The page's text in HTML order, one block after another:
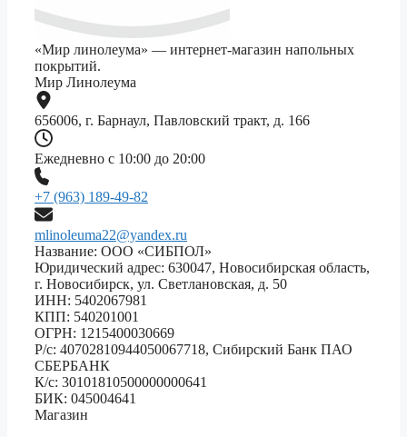
«Мир линолеума» — интернет-магазин напольных
покрытий.
Мир Линолеума
656006, г. Барнаул, Павловский тракт, д. 166
Ежедневно с 10:00 до 20:00
+7 (963) 189-49-82
mlinoleuma22@yandex.ru
Название: ООО «СИБПОЛ»
Юридический адрес: 630047, Новосибирская область,
г. Новосибирск, ул. Светлановская, д. 50
ИНН: 5402067981
КПП: 540201001
ОГРН: 1215400030669
Р/с: 40702810944050067718, Сибирский Банк ПАО
СБЕРБАНК
К/с: 30101810500000000641
БИК: 045004641
Магазин